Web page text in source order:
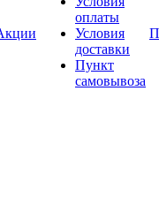
оплаты
Условия
доставки
Пункт
самовывоза